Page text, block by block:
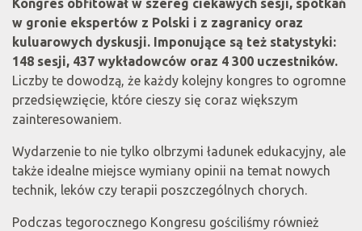
Kongres obfitował w szereg ciekawych sesji, spotkań
w gronie ekspertów z Polski i z zagranicy oraz
kuluarowych dyskusji. Imponujące są też statystyki:
148 sesji, 437 wykładowców oraz 4 300 uczestników.
Liczby te dowodzą, że każdy kolejny kongres to ogromne
przedsięwzięcie, które cieszy się coraz większym
zainteresowaniem.
Wydarzenie to nie tylko olbrzymi ładunek edukacyjny, ale
także idealne miejsce wymiany opinii na temat nowych
technik, leków czy terapii poszczególnych chorych.
Podczas tegorocznego Kongresu gościliśmy również